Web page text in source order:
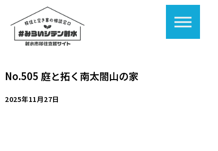
No.505 庭と拓く南太閤山の家
2025年11月27日